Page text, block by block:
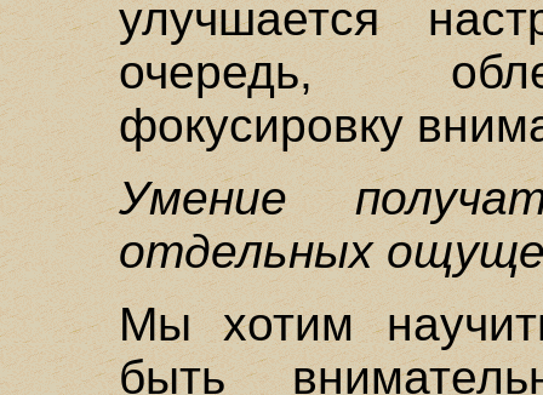
улучшается
очередь,
фокусировку
Умение
отдельных
Мы хотим
быть